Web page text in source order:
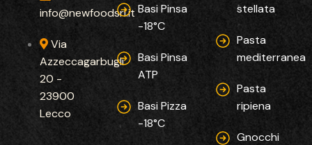
info@newfoodsrl.it
Via
Azzeccagarbugli
20 -
23900
Lecco
Basi Pinsa
-18°C
Basi Pinsa
ATP
Basi Pizza
-18°C
stellata
Pasta
mediterranea
Pasta
ripiena
Gnocchi